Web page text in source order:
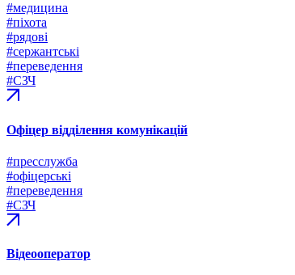
#медицина
#піхота
#рядові
#сержантські
#переведення
#СЗЧ
Офіцер відділення комунікацій
#пресслужба
#офіцерські
#переведення
#СЗЧ
Відеооператор